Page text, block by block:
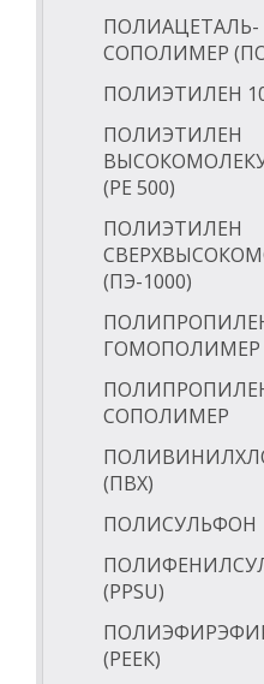
ПОЛИАЦЕТАЛЬ-
СОПОЛИМЕР
ПОЛИЭТИЛЕН
ПОЛИЭТИЛЕН
(РЕ 500)
ПОЛИЭТИЛЕН
(ПЭ-1000)
ГОМОПОЛИМЕР
СОПОЛИМЕР
(ПВХ)
ПОЛИСУЛЬФОН
(PPSU)
(РЕЕК)